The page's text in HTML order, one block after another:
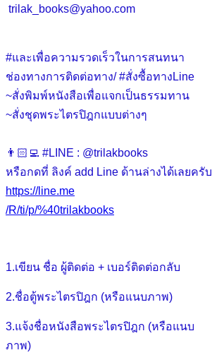
trilak_books@yahoo.com
#และเพื่อความรวดเร็วในการสนทนา
ช่องทางการติดต่อทาง/ #สั่งซื้อทางLine
~สั่งพิมพ์หนังสือเพื่อแจกเป็นธรรมทาน
~สั่งชุดพระไตรปิฎกแบบต่างๆ
👨🏻‍💻 #LINE : @trilakbooks
หรือกดที่ ลิงค์ add Line ด้านล่างได้เลยครับ
https://line.me
/R/ti/p/%40trilakbooks
1.เขียน ชื่อ ผู้ติดต่อ + เบอร์ติดต่อกลับ
2.ชื่อตู้พระไตรปิฎก (หรือแนบภาพ)
3.แจ้งชื่อหนังสือพระไตรปิฎก (หรือแนบ
ภาพ)